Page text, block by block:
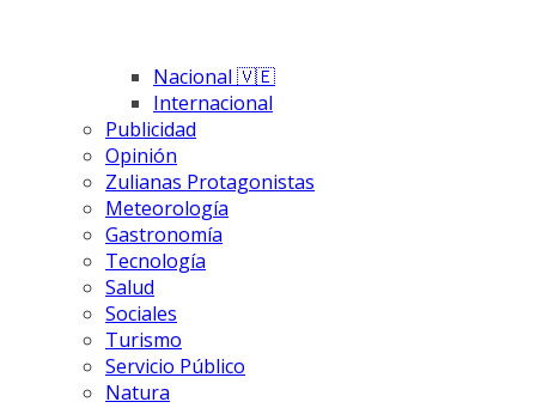
Nacional 🇻🇪
Internacional
Publicidad
Opinión
Zulianas Protagonistas
Meteorología
Gastronomía
Tecnología
Salud
Sociales
Turismo
Servicio Público
Natura